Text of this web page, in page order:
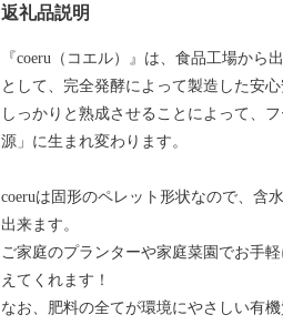
返礼品説明
『coeru（コエル）』は、食品工場か
として、完全発酵によって製造した安心
しっかりと熟成させることによって、
源」に生まれ変わります。
coeruは固形のペレット形状なので、含
出来ます。
ご家庭のプランターや家庭菜園でお手
えてくれます！
なお、肥料の全てが環境にやさしい有